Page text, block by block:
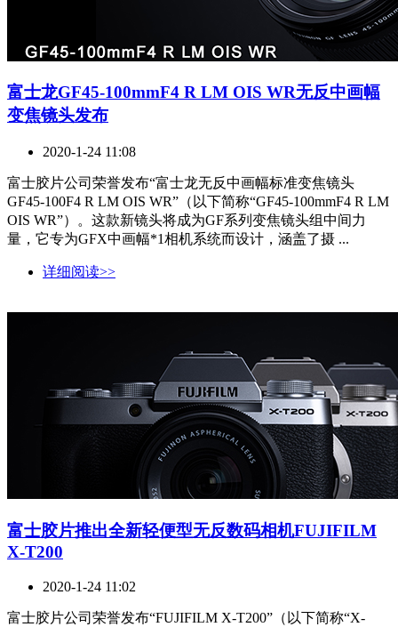
富士龙GF45-100mmF4 R LM OIS WR无反中画幅
变焦镜头发布
2020-1-24 11:08
富士胶片公司荣誉发布“富士龙无反中画幅标准变焦镜头
GF45-100F4 R LM OIS WR”（以下简称“GF45-100mmF4 R LM
OIS WR”）。这款新镜头将成为GF系列变焦镜头组中间力
量，它专为GFX中画幅*1相机系统而设计，涵盖了摄 ...
详细阅读>>
富士胶片推出全新轻便型无反数码相机FUJIFILM
X-T200
2020-1-24 11:02
富士胶片公司荣誉发布“FUJIFILM X-T200”（以下简称“X-